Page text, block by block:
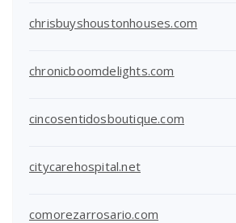
chrisbuyshoustonhouses.com
chronicboomdelights.com
cincosentidosboutique.com
citycarehospital.net
comorezarrosario.com